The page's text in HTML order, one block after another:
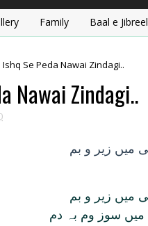
Family Baal e Jibreel
Ishq Se Peda Nawai Zindagi..
Nawai Zindagi..
ميں زير و بم
ميں زير و بم
سوز وم بہ دم